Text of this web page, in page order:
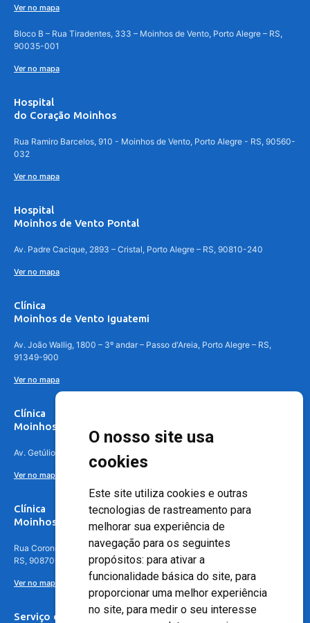
O nosso site usa
cookies
Este site utiliza cookies e outras
tecnologias de rastreamento para
melhorar sua experiência de
navegação para os seguintes
propósitos: para ativar a
funcionalidade básica do site, para
proporcionar uma melhor experiência
no site, para medir o seu interesse
Ver no mapa
Bloco B – Rua Tiradentes, 333 – Moinhos de Vento, Porto Alegre – RS,
90035-001
Ver no mapa
Hospital
do Coração Moinhos
Rua Ramiro Barcelos, 910 - Moinhos de Vento, Porto Alegre - RS, 90560-
032
Ver no mapa
Hospital
Moinhos de Vento Pontal
Av. Padre Cacique, 2893 – Cristal, Porto Alegre – RS, 90810-240
Ver no mapa
Clínica
Moinhos de Vento Iguatemi
Av. João Wallig, 1800 – 3º andar – Passo d'Areia, Porto Alegre – RS,
91349-900
Ver no mapa
Clínica
Moinhos de Vento Canoas
Av. Getúlio Vargas, 4841 – Centro, Canoas – RS, 92010-010
Ver no mapa
Clínica
Moinhos de Vento - Teresópolis
Rua Coronel Aparício Borges, 250 - 3º andar - Teresópolis, Porto Alegre -
RS, 90870-016
Ver no mapa
Serviço de